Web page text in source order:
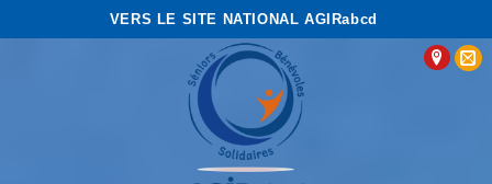
VERS LE SITE NATIONAL AGIRabcd